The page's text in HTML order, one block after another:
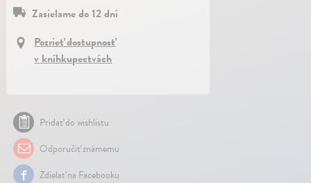
Zasielame do 12 dní
Pozrieť dostupnosť
v kníhkupectvách
Pridať do wishlistu
Odporučiť známemu
Zdielať na Facebooku